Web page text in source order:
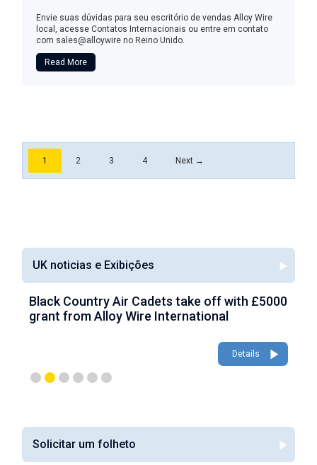
Envie suas dúvidas para seu escritório de vendas Alloy Wire
local, acesse Contatos Internacionais ou entre em contato
com sales@alloywire no Reino Unido.
Read More
1 2 3 4 Next →
UK noticias e Exibições
off with £5000
AWI look to capitalise on £150,000
aerospace growth with Farnborough
Solicitar um folheto